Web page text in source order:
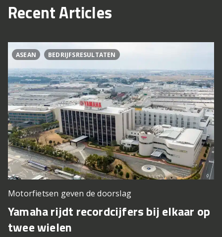
Recent Articles
ASEAN BEDRIJFSRESULTATEN
Motorfietsen geven de doorslag
Yamaha rijdt recordcijfers bij elkaar op
twee wielen